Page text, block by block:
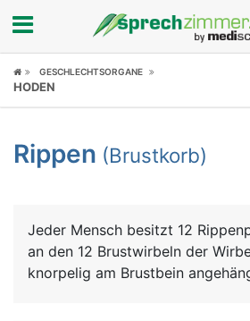
Fokus
Symptome
News
GESCHLECHTSORGANE
HODEN
Rippen (Brustkorb)
Jeder Mensch besitzt 12
an den 12 Brustwirbeln der
knorpelig am Brustbein